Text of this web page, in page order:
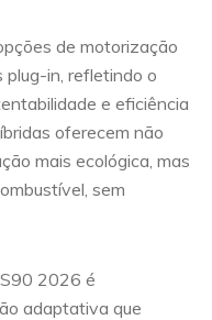
de motorização
plug-in, refletindo o
e eficiência
oferecem não
mais ecológica, mas
sem
2026 é
adaptativa que